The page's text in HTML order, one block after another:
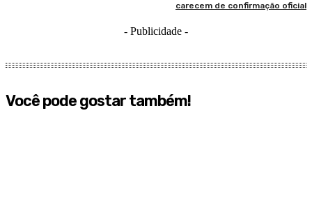
carecem de confirmação oficial
- Publicidade -
Você pode gostar também!